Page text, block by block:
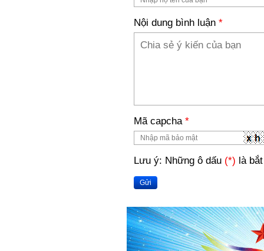
Nội dung bình luận *
Mã capcha *
Lưu ý: Những ô dấu (*) là
Gửi